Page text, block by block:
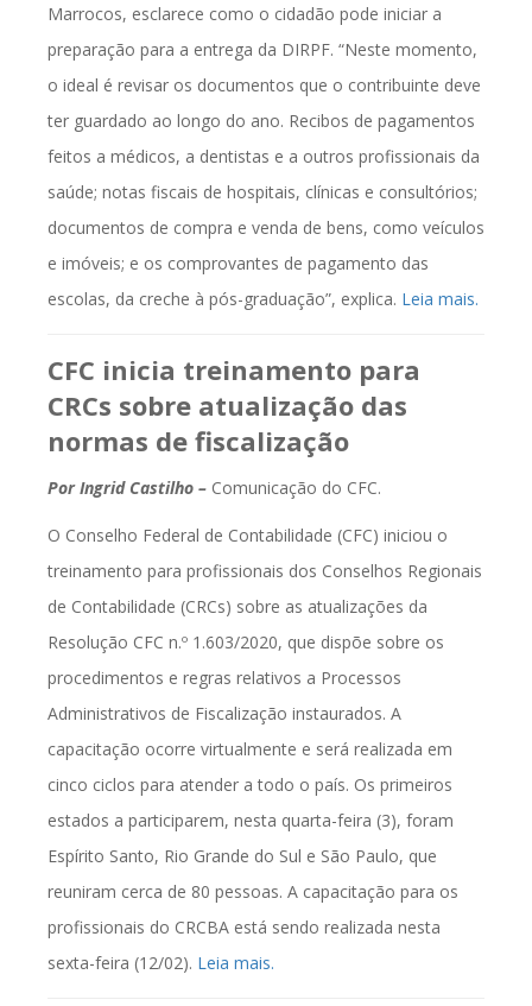
Marrocos, esclarece como o cidadão pode iniciar a
preparação para a entrega da DIRPF. “Neste momento,
o ideal é revisar os documentos que o contribuinte deve
ter guardado ao longo do ano. Recibos de pagamentos
feitos a médicos, a dentistas e a outros profissionais da
saúde; notas fiscais de hospitais, clínicas e consultórios;
documentos de compra e venda de bens, como veículos
e imóveis; e os comprovantes de pagamento das
escolas, da creche à pós-graduação”, explica. Leia mais.
CFC inicia treinamento para
CRCs sobre atualização das
normas de fiscalização
Por Ingrid Castilho – Comunicação do CFC.
O Conselho Federal de Contabilidade (CFC) iniciou o
treinamento para profissionais dos Conselhos Regionais
de Contabilidade (CRCs) sobre as atualizações da
Resolução CFC n.º 1.603/2020, que dispõe sobre os
procedimentos e regras relativos a Processos
Administrativos de Fiscalização instaurados. A
capacitação ocorre virtualmente e será realizada em
cinco ciclos para atender a todo o país. Os primeiros
estados a participarem, nesta quarta-feira (3), foram
Espírito Santo, Rio Grande do Sul e São Paulo, que
reuniram cerca de 80 pessoas. A capacitação para os
profissionais do CRCBA está sendo realizada nesta
sexta-feira (12/02). Leia mais.